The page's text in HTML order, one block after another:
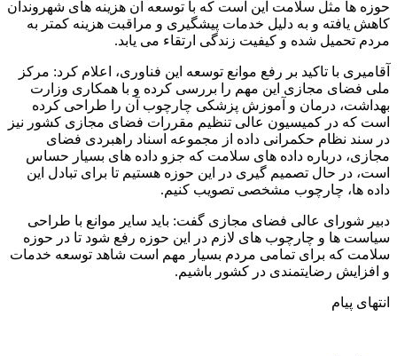
حوزه ها مثل سلامت این است که با توسعه آن هزینه های شهروندان
کاهش یافته و به دلیل خدمات پیشگیری و مراقبت هزینه کمتر به
مردم تحمیل شده و کیفیت زندگی ارتقاء می یابد.
آقامیری با تاکید بر رفع موانع توسعه این فناوری، اعلام کرد: مرکز
ملی فضای مجازی این مهم را بررسی کرده و با همکاری وزارت
بهداشت، درمان و آموزش پزشکی چارچوب آن را طراحی کرده
است که در کمیسیون عالی تنظیم مقررات فضای مجازی کشور نیز
در سند نظام حکمرانی داده از مجموعه اسناد راهبردی فضای
مجازی، درباره داده های سلامت که جزو داده های بسیار حساس
است، در حال تصمیم گیری در این حوزه هستیم تا برای تبادل این
داده ها، چارچوب مشخصی تصویب کنیم.
دبیر شورای عالی فضای مجازی گفت: باید سایر موانع با طراحی
سیاست ها و چارچوب های لازم در این حوزه رفع شود تا در حوزه
سلامت که برای تمامی مردم بسیار مهم است شاهد توسعه خدمات
و افزایش رضایتمندی در کشور باشیم.
انتهای پیام